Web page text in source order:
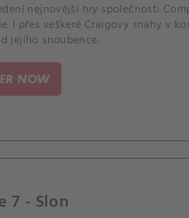
nejnovější hry společnosti
I přes veškeré Craigovy snahy v
jejího snoubence.
NOW
7 - Slon